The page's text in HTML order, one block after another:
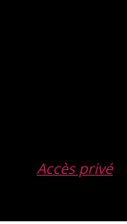
Accès privé